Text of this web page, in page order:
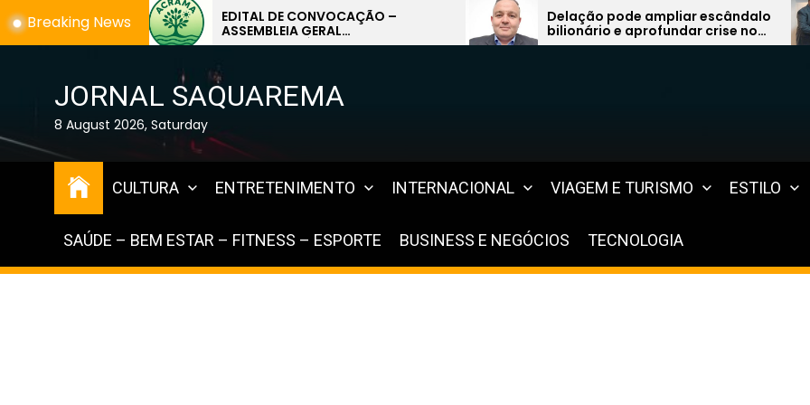
Skip
to
Breaking News
EDITAL DE CONVOCAÇÃO –
ASSEMBLEIA GERAL
EXTRAORDINÁRIA
Delação pode ampliar escândalo
bilionário e aprofundar crise no
sistema previdenciário do Rio
GRUPO
REFERÊNCIA
MILHÃO DE
CLIENTES
IMPLANTA
JORNAL SAQUAREMA
8 August 2026, Saturday
CULTURA ENTRETENIMENTO INTERNACIONAL VIAGEM E TURISMO ESTILO
SAÚDE – BEM ESTAR – FITNESS – ESPORTE BUSINESS E NEGÓCIOS TECNOLOGIA